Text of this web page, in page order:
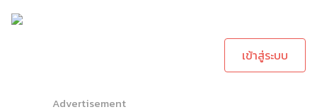
เข้าสู่ระบบ
Advertisement